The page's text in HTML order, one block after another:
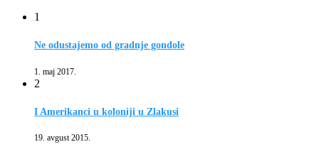
1
Ne odustajemo od gradnje gondole
1. maj 2017.
2
I Amerikanci u koloniji u Zlakusi
19. avgust 2015.